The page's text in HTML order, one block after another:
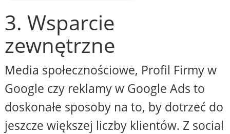
3. Wsparcie
zewnętrzne
Media społecznościowe, Profil Firmy w
Google czy reklamy w Google Ads to
doskonałe sposoby na to, by dotrzeć do
jeszcze większej liczby klientów. Z social